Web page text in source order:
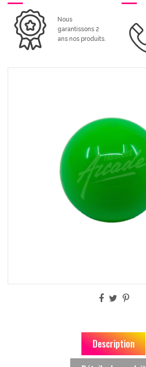
Nous
garantissons 2
ans nos produits.
Description